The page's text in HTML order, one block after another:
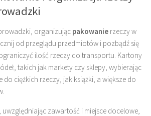
organizując pakowanie rzeczy w
od przeglądu przedmiotów i pozbądź się
ilość rzeczy do transportu. Kartony
takich jak markety czy sklepy, wybierając
do ciężkich rzeczy, jak książki, a większe do
zawartość i miejsce docelowe,